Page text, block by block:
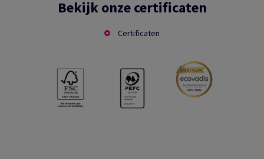
Bekijk onze certificaten
Certificaten